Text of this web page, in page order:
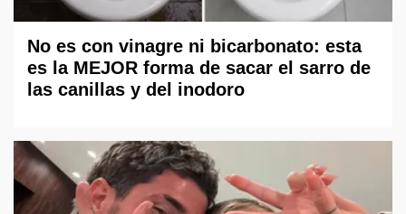
No es con vinagre ni bicarbonato: esta
es la MEJOR forma de sacar el sarro de
las canillas y del inodoro